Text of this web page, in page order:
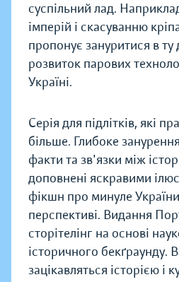
суспільний лад.
імперій і скасуванню
пропонує зануритися в ту
розвиток парових
Україні.
Серія для підлітків, які
більше. Глибоке
факти та зв'язки між
доповнені яскравими
фікшн про минуле України
перспективі. Видання
сторітелінг на основі
історичного бекґраунду.
зацікавляться історією і